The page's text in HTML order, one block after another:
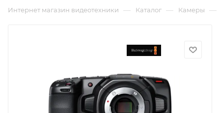
Интернет магазин видеотехники — Каталог — Камеры —